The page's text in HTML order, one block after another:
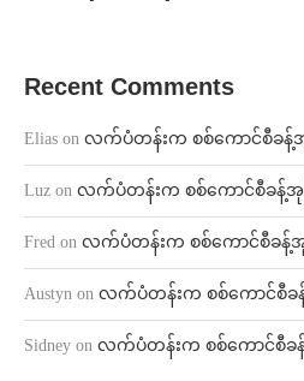
Recent Comments
Elias on လက်ပံတန်းက စစ်ကောင်စီခန့်
Luz on လက်ပံတန်းက စစ်ကောင်စီခန့်အု
Fred on လက်ပံတန်းက စစ်ကောင်စီခန့်အု
Austyn on လက်ပံတန်းက စစ်ကောင်စီခ
Sidney on လက်ပံတန်းက စစ်ကောင်စီခ